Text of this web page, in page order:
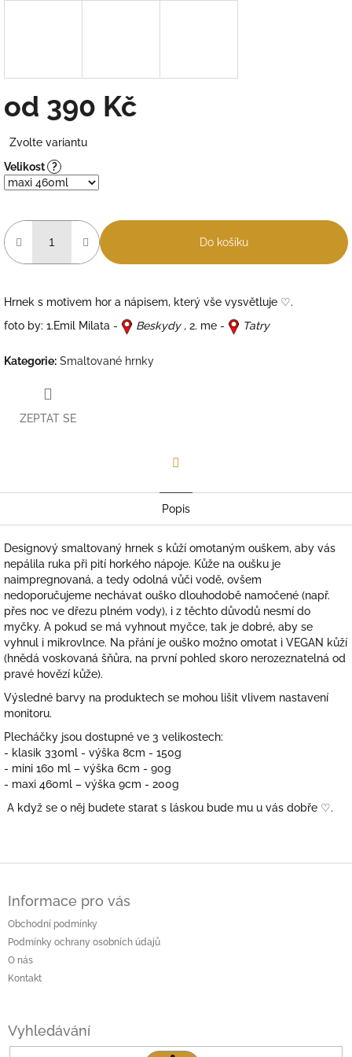
od 390 Kč
cena:
Zvolte variantu
Velikost ?
Do košíku
Hrnek s motivem hor a nápisem, který vše vysvětluje ♡.
foto by: 1.Emil Milata -
Beskydy , 2. me - Tatry
Kategorie: Smaltované hrnky
ZEPTAT SE
Popis
Designový smaltovaný hrnek s kůží omotaným ouškem, aby vás
nepálila ruka při pití horkého nápoje. Kůže na oušku je
naimpregnovaná, a tedy odolná vůči vodě, ovšem
nedoporučujeme nechávat ouško dlouhodobě namočené (např.
přes noc ve dřezu plném vody), i z těchto důvodů nesmí do
myčky. A pokud se má vyhnout myčce, tak je dobré, aby se
vyhnul i mikrovlnce. Na přání je ouško možno omotat i VEGAN kůží
(hnědá voskovaná šňůra, na první pohled skoro nerozeznatelná od
pravé hovězí kůže).
Výsledné barvy na produktech se mohou lišit vlivem nastavení
monitoru.
Plecháčky jsou dostupné ve 3 velikostech:
- klasik 330ml - výška 8cm - 150g
- mini 160 ml – výška 6cm - 90g
- maxi 460ml – výška 9cm - 200g
A když se o něj budete starat s láskou bude mu u vás dobře ♡.
Informace pro vás
Obchodní podmínky
Podmínky ochrany osobních údajů
O nás
Kontakt
Vyhledávání